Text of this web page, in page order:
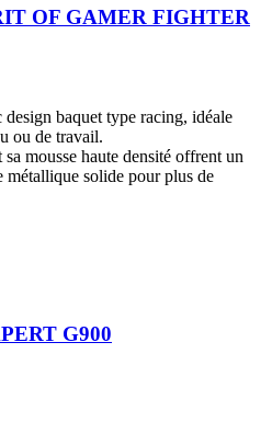
OF GAMER FIGHTER
baquet type racing, idéale
ou de travail.
mousse haute densité offrent un
métallique solide pour plus de
G900